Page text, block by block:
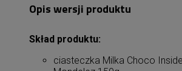
Opis wersji produktu
Skład produktu:
ciasteczka Milka Choco